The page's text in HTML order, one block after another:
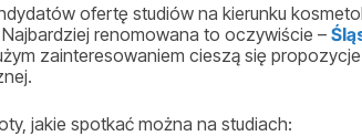
ofertę studiów na kierunku
renomowana to oczywiście –
zainteresowaniem cieszą się
jakie spotkać można na studiach: